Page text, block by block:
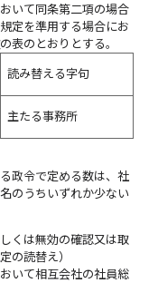
いて同条第二項の場合
定を準用する場合にお
表のとおりとする。
読み替える字句
主たる事務所
政令で定める数は、社
のうちいずれか少ない
くは無効の確認又は取
の読替え）
いて相互会社の社員総